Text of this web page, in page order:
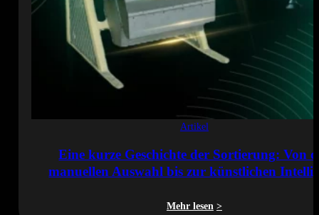
Artikel
Eine kurze Geschichte der Sortierung: Von
manuellen Auswahl bis zur künstlichen
Mehr lesen